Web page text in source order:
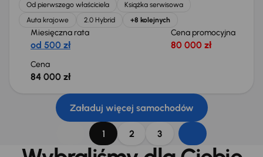
Od pierwszego właściciela
Książka serwisowa
Auta krajowe
2.0 Hybrid +8 kolejnych
Miesięczna rata
od 500 zł
Cena promocyjna
80 000 zł
Cena
84 000 zł
Załaduj więcej samochodów
1 2 3